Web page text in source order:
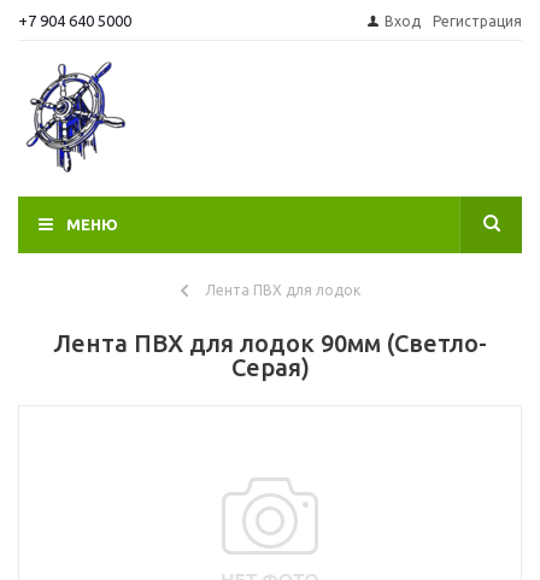
+7 904 640 5000 Вход Регистрация
МЕНЮ
Лента ПВХ для лодок
Лента ПВХ для лодок 90мм (Светло-
Серая)